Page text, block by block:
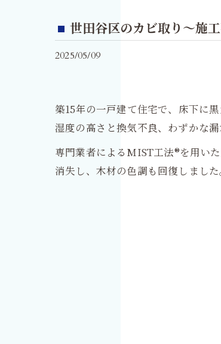
世田谷区のカビ取り～施
2025/05/09
築15年の一戸建て住宅で、床下に
湿度の高さと換気不良、わずかな
専門業者によるMIST工法®を用い
消失し、木材の色調も回復しまし